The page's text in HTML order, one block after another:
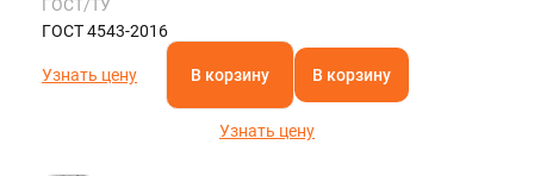
ГОСТ/ТУ
ГОСТ 4543-2016
Узнать цену В корзину В корзину
Узнать цену